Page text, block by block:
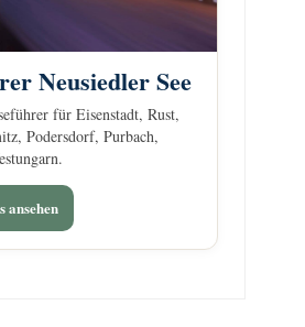
Neusiedler See
für Eisenstadt, Rust,
Podersdorf, Purbach,
ansehen